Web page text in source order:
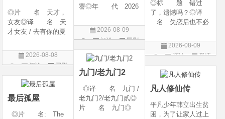
謇◎年 代 2026
陆◎类 别 传记
/ 历史 / 古装◎语
上映日期 2026-07-
20(中国大陆)◎
2026-08-09
评论
国剧
◎标 题 错过
了，遗憾吗？◎译
名 失恋后也不必
rself◎年 代 20
26◎产 地 中国
剧 / 爱情◎语
言 汉语普通话◎上
映
2026-08-09
评论
爱情
片
◎片 名 天才，
女友◎译 名 天
才女友 / 去有你的夏
年 代 2026◎
产 地 中国大陆
爱情◎语 言 汉
语普通话◎上映日期
2026-08-08
评论
国剧
九门/老九门2
◎译 名 九门 /
老九门2/老九门贰◎
片 名 九门◎
凡人修仙传
平凡少年韩立出生贫
困，为了让家人过上
最后孤屋
◎片 名: The